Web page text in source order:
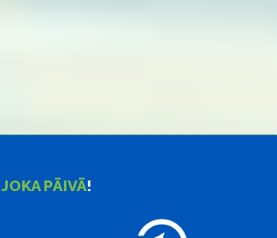
JOKA PÄIVÄ!